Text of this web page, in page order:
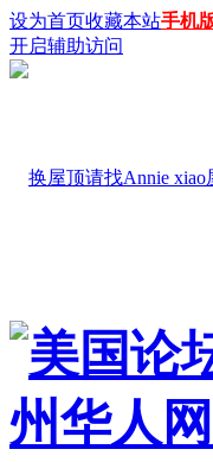
设为首页收藏本站手机
开启辅助访问